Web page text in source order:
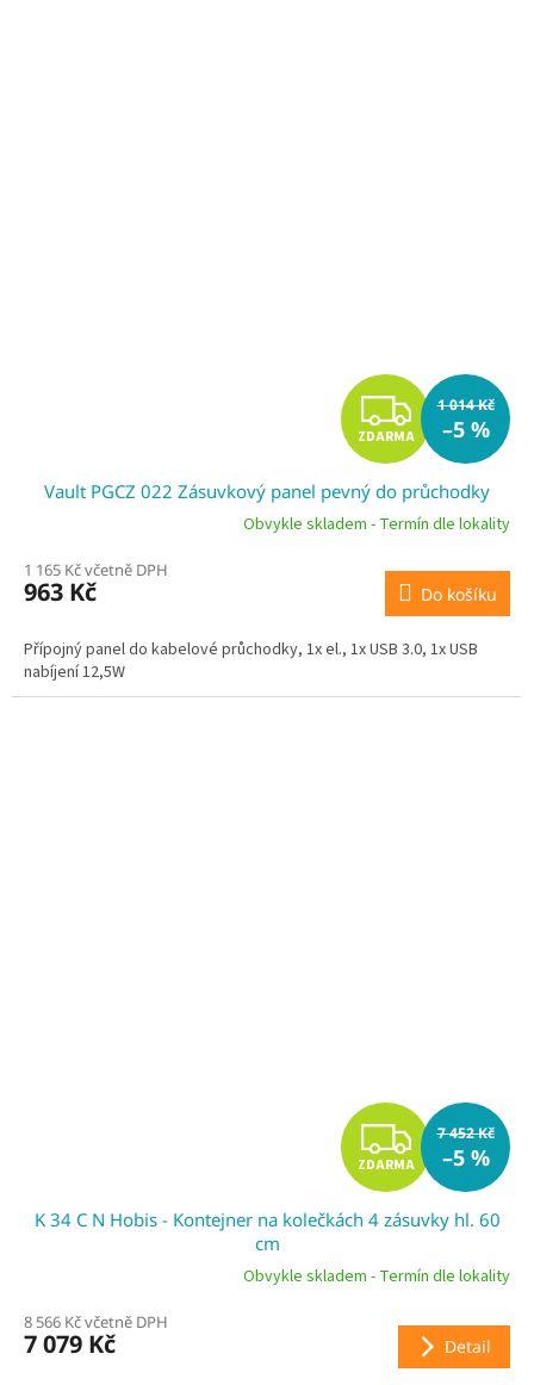
Z
D
A
R
M
A
ZDARMA
1 014 Kč
–5 %
Vault PGCZ 022 Zásuvkový panel pevný do průchodky
Obvykle skladem - Termín dle lokality
1 165 Kč včetně DPH
963 Kč Do košíku
Přípojný panel do kabelové průchodky, 1x el., 1x USB 3.0, 1x USB
nabíjení 12,5W
Z
D
A
R
M
ZDARMA
7 452 Kč
–5 %
K 34 C N Hobis - Kontejner na kolečkách 4 zásuvky hl. 60
cm
Obvykle skladem - Termín dle lokality
8 566 Kč včetně DPH
7 079 Kč Detail